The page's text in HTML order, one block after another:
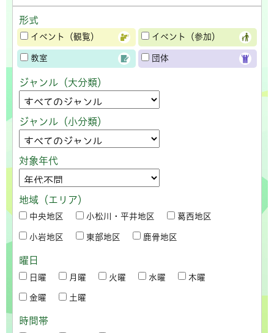
形式
イベント（観覧） イベント（参加）
教室 団体
ジャンル（大分類）
ジャンル（小分類）
対象年代
地域（エリア）
中央地区 小松川・平井地区 葛西地区
小岩地区 東部地区 鹿骨地区
曜日
日曜 月曜 火曜 水曜 木曜
金曜 土曜
時間帯